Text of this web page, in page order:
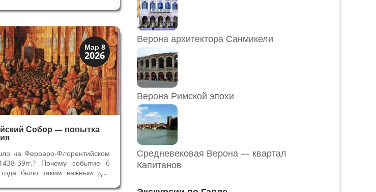
поставлено под сомнение
Империи в случае,
к соглашению. Для папы
Мар 8
2026
Флоренция
Собор — попытка
на Ферраро-Флорентийском
39гг.? Почему событие 6
было таким важным для
Верона архитектора Санмикели
Верона Римской эпохи
Средневековая Верона — квартал
Капитанов